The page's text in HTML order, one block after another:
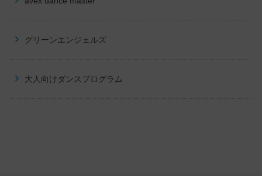
グリーンエンジェルズ
大人向けダンスプログラム